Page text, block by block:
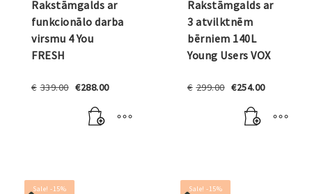
Rakstāmgalds ar
funkcionālo darba
virsmu 4 You
FRESH
€ 339.00 Original
was:
€339.00.
€288.00Current
is:
€288.00.
Rakstāmgalds ar
3 atvilktnēm
bērniem 140L
Young Users VOX
€ 299.00 Original
was:
€299.00.
€254.00Current
is:
€254.00.
Sale! -15% Sale! -15%